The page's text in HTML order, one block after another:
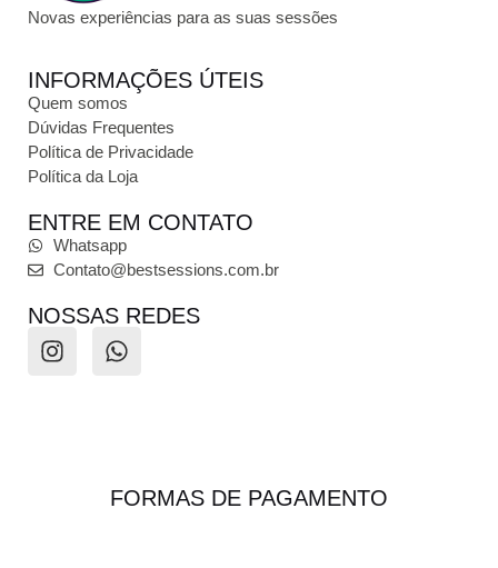
Novas experiências para as suas sessões
INFORMAÇÕES ÚTEIS
Quem somos
Dúvidas Frequentes
Política de Privacidade
Política da Loja
ENTRE EM CONTATO
Whatsapp
Contato@bestsessions.com.br
NOSSAS REDES
FORMAS DE PAGAMENTO